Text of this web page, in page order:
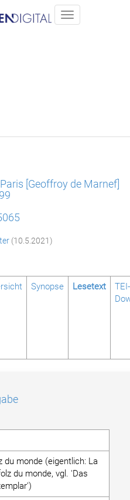
[Geoffroy de Marnef]
(10.5.2021)
Synopse Lesetext
TEI-
du monde (eigentlich: La
du monde, vgl. 'Das